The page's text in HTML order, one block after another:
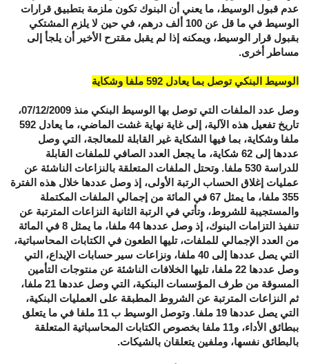
عدم قبول الوسيط، ما يعني أن البنوك تكون ملزمة بتطبيق قرارات
الوسيط في ما قل عن 100 ألف درهم، في حين لا يلزم المشتكي
بقبول قرار الوسيط، ويمكنه إذا لم يقبل مقترح الأخير أن يلجأ إلى
مساطر أخرى.
الوسيط البنكي توصل بما يعادل 592 ملفا وشكاية
وصل عدد الملفات التي توصل بها الوسيط البنكي منذ 07/12/2009،
تاريخ تفعيل هذه الآلية، إلى غاية نهاية غشت الماضي، ما يعادل 592
ملفا وشكاية، بما فيها الشكاية غير القابلة للمعالجة، التي وصل
عددها إلى 62 شكاية، ما يجعل العدد الصافي للملفات القابلة
للدراسة 530 ملفا. وتحتل الملفات المتعلقة بالنزاعات الناشئة عن
عمليات إغلاق الحساب الرتبة الأولى، إذ وصل عددها خلال هذه الفترة
355 ملفا، ما يمثل 67 في المائة من إجمالي الملفات المكتملة
والمستجيبة للشروط، وتأتي في الرتبة الثانية النزاعات المترتبة عن
تنفيذ التزامات البنوك، إذ وصل عددها 44 ملفا، ما يمثل 8 في المائة
من العدد الإجمالي للملفات، تليها الطعون في الكتابات المحاسباتية،
التي يصل عددها إلى 40 ملفا، ونزاعات سير حسابات الإيداع، التي
وصل عددها 22 ملفا، تليها الخلافات الناشئة عن منتوجات التأمين
المسوقة من طرف المؤسسات البنكية، التي وصل عددها 21 ملفا،
ثم النزاعات المترتبة عن الشروط المطبقة على العمليات البنكية،
التي يصل عددها 19 ملفا. وتوصل الوسيط ب 11 ملفا في ما يتعلق
ببطائق الأداء، و11 ملفا بخصوص الكتابات المحاسباتية المتعلقة
بالبطائق نفسها، وملفين يتعلقان بالشيكات.